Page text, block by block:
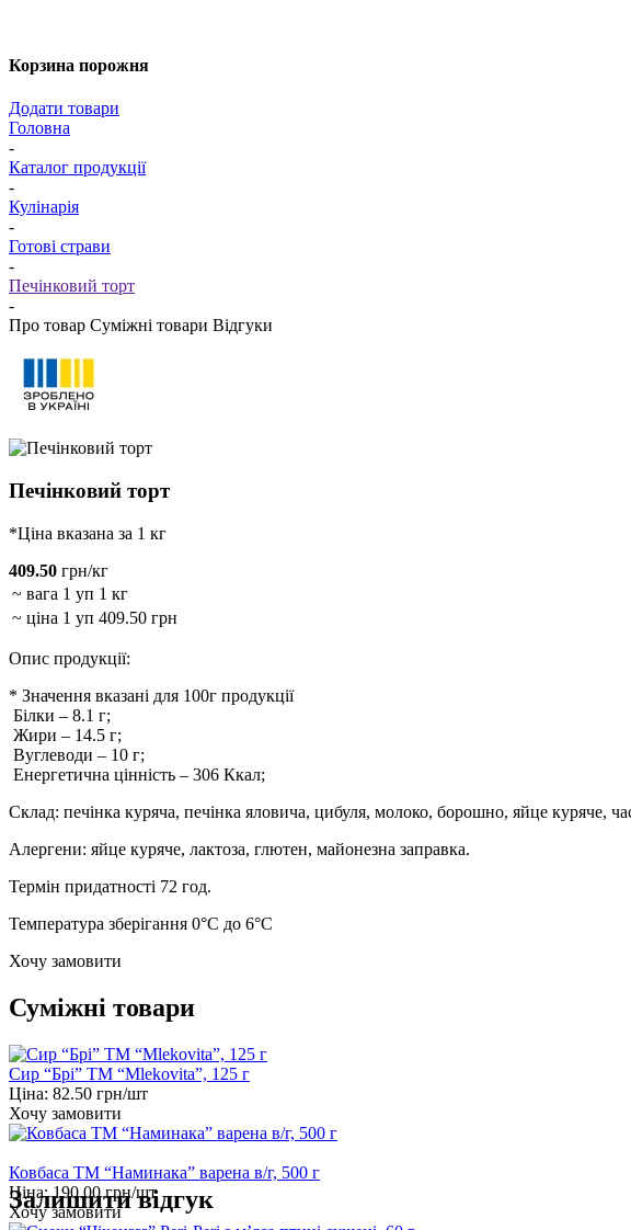
Корзина порожня
Додати товари
Головна
-
Каталог продукції
-
Кулінарія
-
Готові страви
-
Печінковий торт
-
Про товар Суміжні товари Відгуки
Печінковий торт
*Ціна вказана за 1 кг
409.50 грн/кг
~ вага 1 уп 1 кг
~ ціна 1 уп 409.50 грн
Опис продукції:
* Значення вказані для 100г продукції
Білки – 8.1 г;
Жири – 14.5 г;
Вуглеводи – 10 г;
Енергетична цінність – 306 Ккал;
Склад: печінка куряча, печінка яловича, цибуля, молоко, борошно, яйце куряче,
Алергени: яйце куряче, лактоза, глютен, майонезна заправка.
Термін придатності 72 год.
Температура зберігання 0°C до 6°C
Хочу замовити
Суміжні товари
Сир “Брі” ТМ “Mlekovita”, 125 г
Ціна: 82.50 грн/шт
Хочу замовити
Ковбаса ТМ “Наминака” варена в/г, 500 г
Ціна:190.00 грн/шт
Хочу замовити
Залишити відгук